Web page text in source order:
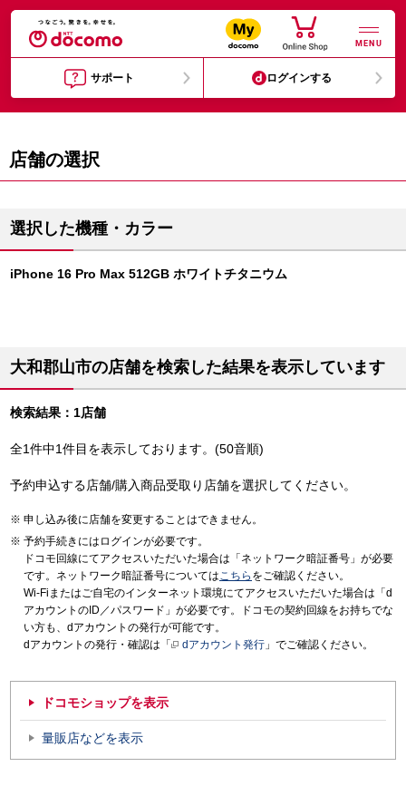
MENU
サポート ログインする
店舗の選択
選択した機種・カラー
iPhone 16 Pro Max 512GB ホワイトチタニウム
大和郡山市の店舗を検索した結果を表示しています
検索結果：1店舗
全1件中1件目を表示しております。(50音順)
予約申込する店舗/購入商品受取り店舗を選択してください。
申し込み後に店舗を変更することはできません。
予約手続きにはログインが必要です。
ドコモ回線にてアクセスいただいた場合は「ネットワーク暗証番号」が必要
です。ネットワーク暗証番号についてはこちら をご確認ください。
Wi-Fiまたはご自宅のインターネット環境にてアクセスいただいた場合は「d
アカウントのID／パスワード」が必要です。ドコモの契約回線をお持ちでな
い方も、dアカウントの発行が可能です。
dアカウントの発行・確認は「
dアカウント発行 」でご確認ください。
ドコモショップを表示
量販店などを表示